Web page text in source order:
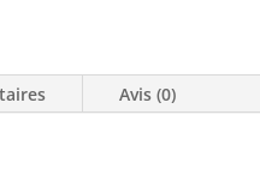
Avis (0)